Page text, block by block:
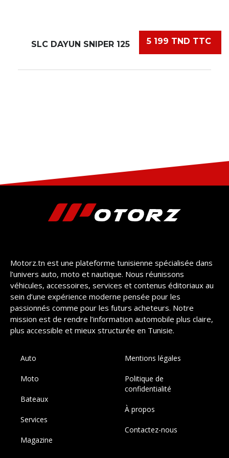
5 199 TND TTC
SLC DAYUN SNIPER 125
Motorz.tn est une plateforme tunisienne spécialisée dans
l’univers auto, moto et nautique. Nous réunissons
véhicules, accessoires, services et contenus éditoriaux au
sein d’une expérience moderne pensée pour les
passionnés comme pour les futurs acheteurs. Notre
mission est de rendre l’information automobile plus claire,
plus accessible et mieux structurée en Tunisie.
Auto
Moto
Bateaux
Services
Magazine
Mentions légales
Politique de
confidentialité
À propos
Contactez-nous